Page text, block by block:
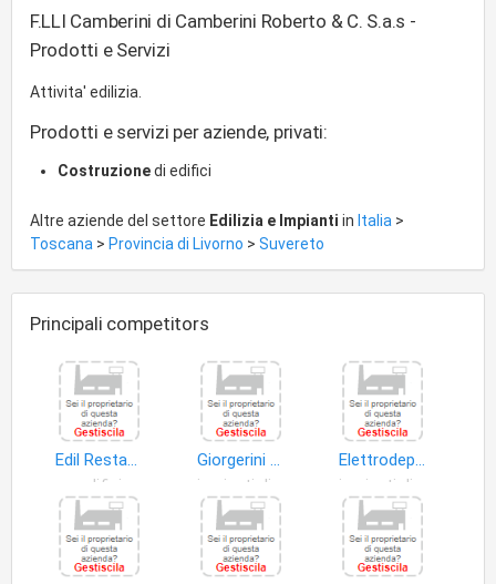
F.LLI Camberini di Camberini Roberto & C. S.a.s -
Prodotti e Servizi
Attivita' edilizia.
Prodotti e servizi per aziende, privati:
Costruzionedi edifici
Altre aziende del settore Edilizia e Impianti in Italia >
Toscana > Provincia di Livorno > Suvereto
Principali competitors
Edil Restauri di Modica Rosario e Tamburini Antonio S.n.c
edifici
Giorgerini Mauro
Elettrodepurclima di Franceschini Enrico